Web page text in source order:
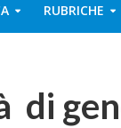
RUBRICHE
di